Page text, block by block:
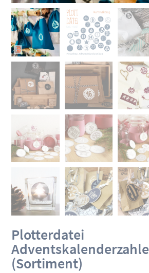
Plotterdatei
(Sortiment)